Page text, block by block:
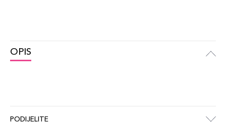
OPIS
PODIJELITE